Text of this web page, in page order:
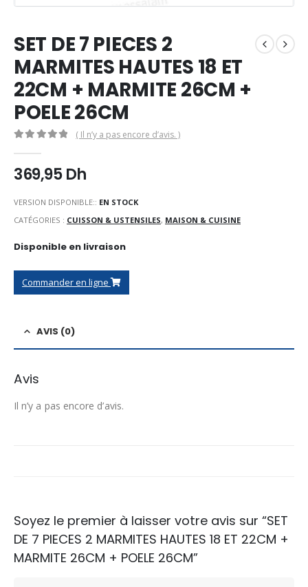
SET DE 7 PIECES 2
MARMITES HAUTES 18 ET
22CM + MARMITE 26CM +
POELE 26CM
( Il n’y a pas encore d’avis. )
369,95Dh
VERSION DISPONIBLE:: EN STOCK
CATÉGORIES : CUISSON & USTENSILES, MAISON & CUISINE
Disponible en livraison
Commander en ligne
AVIS (0)
Avis
Il n’y a pas encore d’avis.
Soyez le premier à laisser votre avis sur “SET
DE 7 PIECES 2 MARMITES HAUTES 18 ET 22CM +
MARMITE 26CM + POELE 26CM”